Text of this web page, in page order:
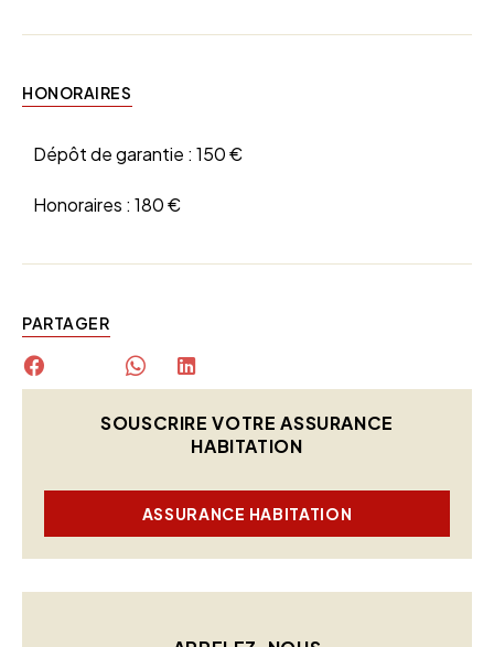
HONORAIRES
Dépôt de garantie : 150 €
Honoraires : 180 €
PARTAGER
SOUSCRIRE VOTRE ASSURANCE
HABITATION
ASSURANCE HABITATION